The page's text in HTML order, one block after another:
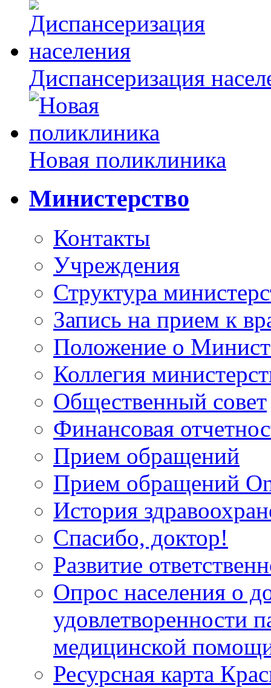
Диспансеризация
Новая поликлиника
Министерство
Контакты
Учреждения
Структура
Запись на прием к
Положение о
Коллегия
Общественный совет
Финансовая
Прием обращений
Прием обращений
История
Спасибо, доктор!
Развитие
Опрос населения о
удовлетворенности
медицинской
Ресурсная карта